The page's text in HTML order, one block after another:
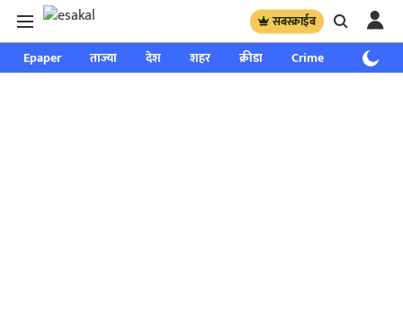
सबस्क्राईब
Epaper ताज्या देश शहर क्रीडा Crime साप्ताहिक